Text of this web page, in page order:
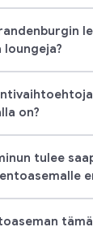
loungeja?
on?
tulee